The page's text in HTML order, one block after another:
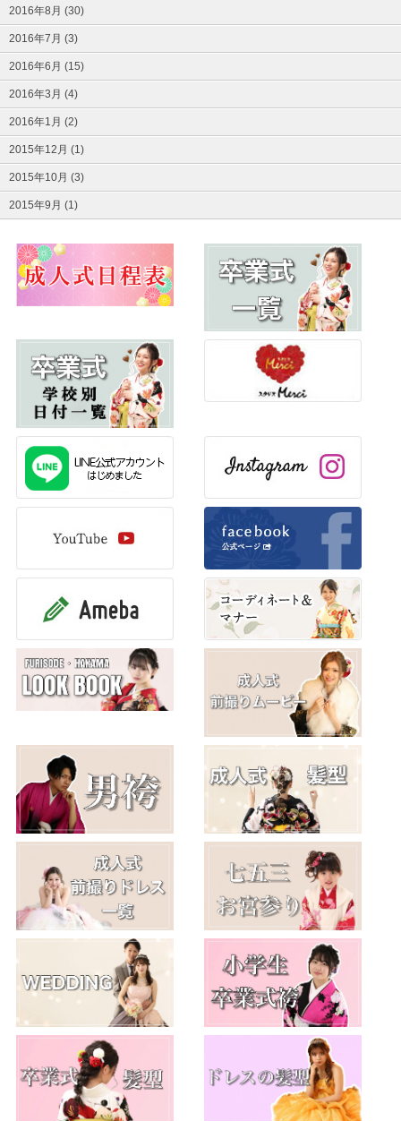
2016年8月 (30)
2016年7月 (3)
2016年6月 (15)
2016年3月 (4)
2016年1月 (2)
2015年12月 (1)
2015年10月 (3)
2015年9月 (1)